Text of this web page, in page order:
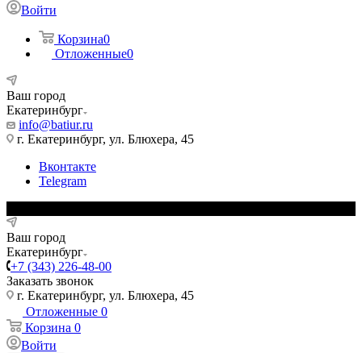
Войти
Корзина0
Отложенные0
Ваш город
Екатеринбург
info@batiur.ru
г. Екатеринбург, ул. Блюхера, 45
Вконтакте
Telegram
Ваш город
Екатеринбург
+7 (343) 226-48-00
Заказать звонок
г. Екатеринбург, ул. Блюхера, 45
Отложенные 0
Корзина 0
Войти